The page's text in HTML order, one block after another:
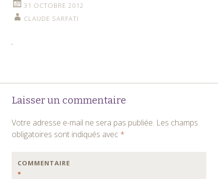
31 OCTOBRE 2012
CLAUDE SARFATI
Navigation
des
articles
Laisser un commentaire
Votre adresse e-mail ne sera pas publiée. Les champs
obligatoires sont indiqués avec *
COMMENTAIRE
*